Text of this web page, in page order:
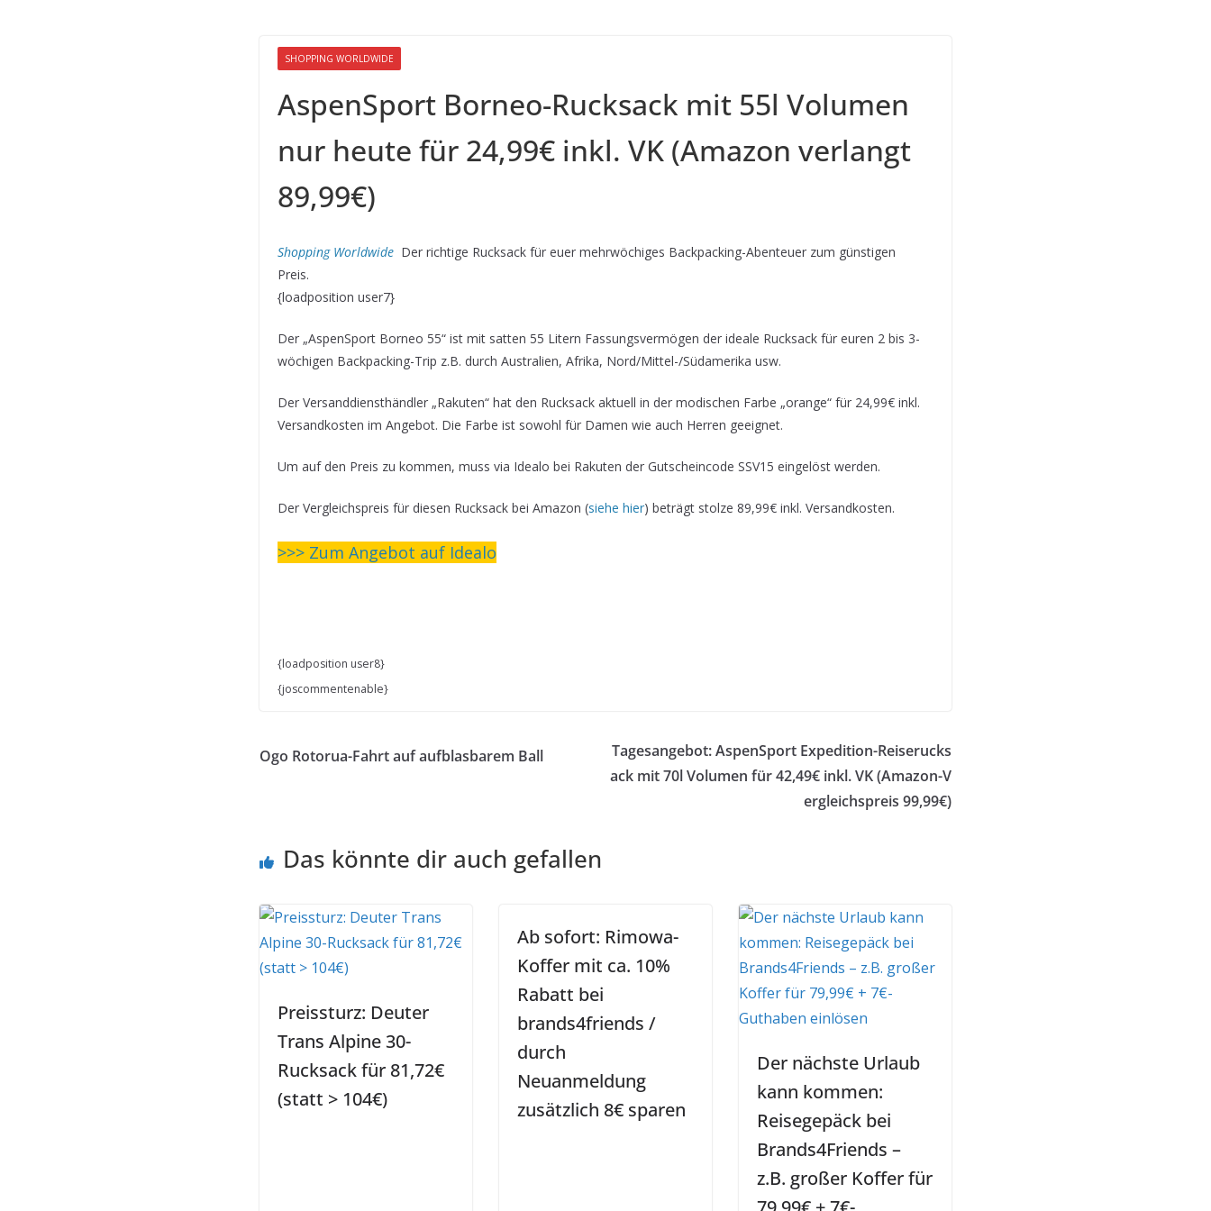
SHOPPING WORLDWIDE
AspenSport Borneo-Rucksack mit 55l Volumen
nur heute für 24,99€ inkl. VK (Amazon verlangt
89,99€)
Shopping Worldwide Der richtige Rucksack für euer mehrwöchiges Backpacking-Abenteuer zum günstigen
Preis.
{loadposition user7}
Der „AspenSport Borneo 55“ ist mit satten 55 Litern Fassungsvermögen der ideale Rucksack für euren 2 bis 3-
wöchigen Backpacking-Trip z.B. durch Australien, Afrika, Nord/Mittel-/Südamerika usw.
Der Versanddiensthändler „Rakuten“ hat den Rucksack aktuell in der modischen Farbe „orange“ für 24,99€ inkl.
Versandkosten im Angebot. Die Farbe ist sowohl für Damen wie auch Herren geeignet.
Um auf den Preis zu kommen, muss via Idealo bei Rakuten der Gutscheincode SSV15 eingelöst werden.
Der Vergleichspreis für diesen Rucksack bei Amazon (siehe hier) beträgt stolze 89,99€ inkl. Versandkosten.
>>> Zum Angebot auf Idealo
{loadposition user8}
{joscommentenable}
Ogo Rotorua-Fahrt auf aufblasbarem Ball
Tagesangebot: AspenSport Expedition-Reiserucks
ack mit 70l Volumen für 42,49€ inkl. VK (Amazon-V
ergleichspreis 99,99€)
Das könnte dir auch gefallen
Preissturz: Deuter
Trans Alpine 30-
Rucksack für 81,72€
(statt > 104€)
Ab sofort: Rimowa-
Koffer mit ca. 10%
Rabatt bei
brands4friends /
durch
Neuanmeldung
zusätzlich 8€ sparen
Der nächste Urlaub
kann kommen:
Reisegepäck bei
Brands4Friends –
z.B. großer Koffer für